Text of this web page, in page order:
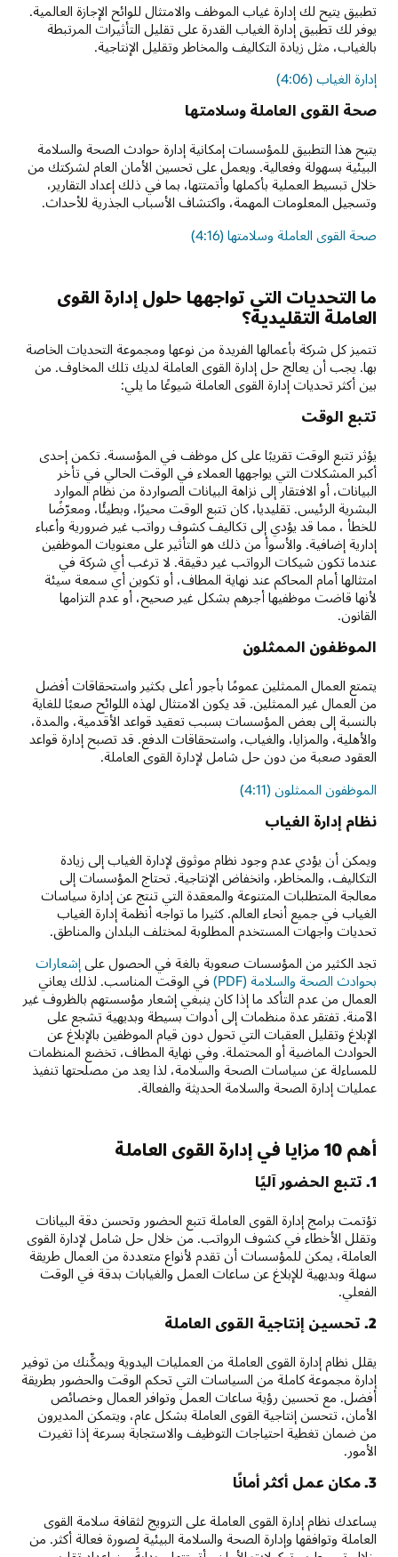
تطبيق يتيح لك إدارة غياب الموظف والامتثال للوائح الإجازة العالمية.
يوفر لك تطبيق إدارة الغياب القدرة على تقليل التأثيرات المرتبطة
بالغياب، مثل زيادة التكاليف والمخاطر وتقليل الإنتاجية.
إدارة الغياب (4:06)
صحة القوى العاملة وسلامتها
يتيح هذا التطبيق للمؤسسات إمكانية إدارة حوادث الصحة والسلامة
البيئية بسهولة وفعالية. ويعمل على تحسين الأمان العام لشركتك من
خلال تبسيط العملية بأكملها وأتمتتها، بما في ذلك إعداد التقارير،
وتسجيل المعلومات المهمة، واكتشاف الأسباب الجذرية للأحداث.
صحة القوى العاملة وسلامتها (4:16)
ما التحديات التي تواجهها حلول إدارة القوى
العاملة التقليدية؟
تتميز كل شركة بأعمالها الفريدة من نوعها ومجموعة التحديات الخاصة
بها. يجب أن يعالج حل إدارة القوى العاملة لديك تلك المخاوف. من
بين أكثر تحديات إدارة القوى العاملة شيوعًا ما يلي:
تتبع الوقت
يؤثر تتبع الوقت تقريبًا على كل موظف في المؤسسة. تكمن إحدى
أكبر المشكلات التي يواجهها العملاء في الوقت الحالي في تأخر
البيانات، أو الافتقار إلى نزاهة البيانات الصواردة من نظام الموارد
البشرية الرئيس. تقليديا، كان تتبع الوقت محيرًا، وبطيئًا، ومعرّضًا
للخطأ ، مما قد يؤدي إلى تكاليف كشوف رواتب غير ضرورية وأعباء
إدارية إضافية. والأسوأ من ذلك هو التأثير على معنويات الموظفين
عندما تكون شيكات الرواتب غير دقيقة. لا ترغب أي شركة في
امتثالها أمام المحاكم عند نهاية المطاف، أو تكوين أي سمعة سيئة
لأنها قاضت موظفيها أجرهم بشكل غير صحيح، أو عدم التزامها
القانون.
الموظفون الممثلون
يتمتع العمال الممثلين عمومًا بأجور أعلى بكثير واستحقاقات أفضل
من العمال غير الممثلين. قد يكون الامتثال لهذه اللوائح صعبًا للغاية
بالنسبة إلى بعض المؤسسات بسبب تعقيد قواعد الأقدمية، والمدة،
والأهلية، والمزايا، والغياب، واستحقاقات الدفع. قد تصبح إدارة قواعد
العقود صعبة من دون حل شامل لإدارة القوى العاملة.
الموظفون الممثلون (4:11)
نظام إدارة الغياب
ويمكن أن يؤدي عدم وجود نظام موثوق لإدارة الغياب إلى زيادة
التكاليف، والمخاطر، وانخفاض الإنتاجية. تحتاج المؤسسات إلى
معالجة المتطلبات المتنوعة والمعقدة التي تنتج عن إدارة سياسات
الغياب في جميع أنحاء العالم. كثيرا ما تواجه أنظمة إدارة الغياب
تحديات واجهات المستخدم المطلوبة لمختلف البلدان والمناطق.
تجد الكثير من المؤسسات صعوبة بالغة في الحصول على إشعارات
بحوادث الصحة والسلامة (PDF)
في الوقت المناسب. لذلك يعاني
العمال من عدم التأكد ما إذا كان ينبغي إشعار مؤسستهم بالظروف غير
الآمنة. تفتقر عدة منظمات إلى أدوات بسيطة وبديهية تشجع على
الإبلاغ وتقليل العقبات التي تحول دون قيام الموظفين بالإبلاغ عن
الحوادث الماضية أو المحتملة. وفي نهاية المطاف، تخضع المنظمات
للمساءلة عن سياسات الصحة والسلامة، لذا يعد من مصلحتها تنفيذ
عمليات إدارة الصحة والسلامة الحديثة والفعالة.
أهم 10 مزايا في إدارة القوى العاملة
1. تتبع الحضور آليًا
تؤتمت برامج إدارة القوى العاملة تتبع الحضور وتحسن دقة البيانات
وتقلل الأخطاء في كشوف الرواتب. من خلال حل شامل لإدارة القوى
العاملة، يمكن للمؤسسات أن تقدم لأنواع متعددة من العمال طريقة
سهلة وبديهية للإبلاغ عن ساعات العمل والغيابات بدقة في الوقت
الفعلي.
2. تحسين إنتاجية القوى العاملة
يقلل نظام إدارة القوى العاملة من العمليات اليدوية ويمكِّنك من توفير
إدارة مجموعة كاملة من السياسات التي تحكم الوقت والحضور بطريقة
أفضل. مع تحسين رؤية ساعات العمل وتوافر العمال وخصائص
الأمان، تتحسن إنتاجية القوى العاملة بشكل عام، ويتمكن المديرون
من ضمان تغطية احتياجات التوظيف والاستجابة بسرعة إذا تغيرت
الأمور.
3. مكان عمل أكثر أمانًا
يساعدك نظام إدارة القوى العاملة على الترويج لثقافة سلامة القوى
العاملة وتوافقها وإدارة الصحة والسلامة البيئية لصورة فعالة أكثر. من